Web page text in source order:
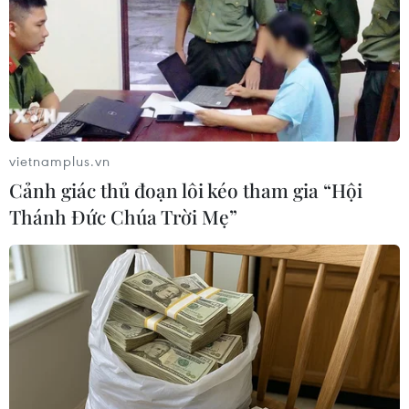
Theo dõi VietnamPlus
TIN LIÊN QUAN
vietnamplus.vn
Cảnh giác thủ đoạn lôi kéo tham gia “Hội
Thánh Đức Chúa Trời Mẹ”